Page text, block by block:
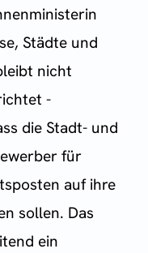
Städte und
nicht
-
die Stadt- und
für
auf ihre
sollen. Das
ein